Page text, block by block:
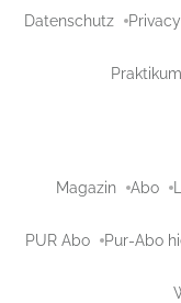
Datenschutz
Praktikum
Magazin Abo
PUR Abo Pur-Abo